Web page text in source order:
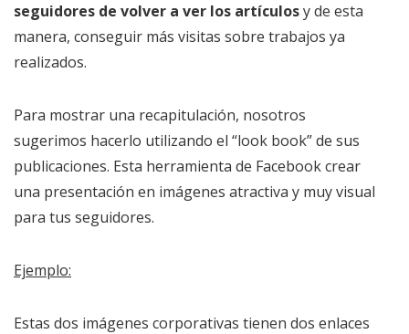
seguidores de volver a ver los artículosy de esta
manera, conseguir más visitas sobre trabajos ya
realizados.
Para mostrar una recapitulación, nosotros
sugerimos hacerlo utilizando el “look book” de sus
publicaciones. Esta herramienta de Facebook crear
una presentación en imágenes atractiva y muy visual
para tus seguidores.
Ejemplo:
Estas dos imágenes corporativas tienen dos enlaces